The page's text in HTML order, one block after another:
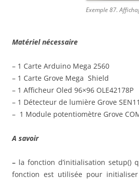
Exemple 87.
Matériel nécessaire
– 1 Carte Arduino Mega 2560
– 1 Carte Grove Mega Shield
– 1 Afficheur Oled 96×96 OLE42178P
– 1 Détecteur de lumière Grove
– 1 Module potentiomètre Grove
A savoir
– la fonction d’initialisation setup()
fonction est utilisée pour